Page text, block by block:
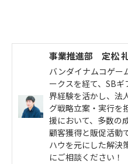
事業推進部 定松
バンダイナムコゲー
ークスを経て、SB
界経験を活かし、法
グ戦略立案・実行を
援において、多数の
顧客獲得と販促活動
ハウを元にした解決
にご相談ください！